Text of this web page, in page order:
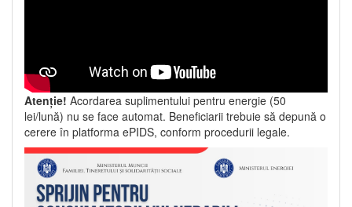
Atenție! Acordarea suplimentului pentru energie (50
lei/lună) nu se face automat. Beneficiarii trebuie să depună o
cerere în platforma ePIDS, conform procedurii legale.